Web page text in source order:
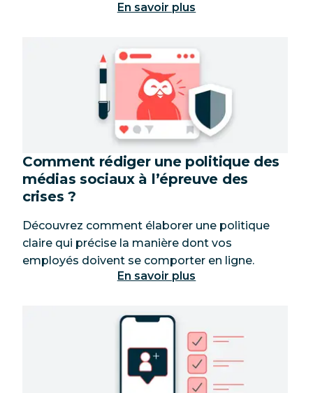
En savoir plus
Comment rédiger une politique des
médias sociaux à l’épreuve des
crises ?
Découvrez comment élaborer une politique
claire qui précise la manière dont vos
employés doivent se comporter en ligne.
En savoir plus